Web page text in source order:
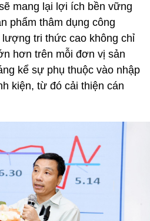
mang lại lợi ích bền vững
phẩm thâm dụng công
tri thức cao không chỉ
hơn trên mỗi đơn vị sản
kể sự phụ thuộc vào nhập
kiện, từ đó cải thiện cán